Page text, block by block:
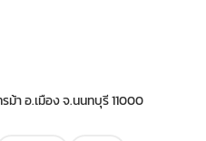
ม้า อ.เมือง จ.นนทบุรี 11000